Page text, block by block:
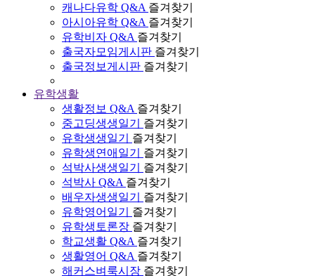
캐나다유학 Q&A 즐겨찾기
아시아유학 Q&A 즐겨찾기
유학비자 Q&A 즐겨찾기
출국자모임게시판 즐겨찾기
출국정보게시판 즐겨찾기
유학생활
생활정보 Q&A 즐겨찾기
중고딩생생일기
즐겨찾기
유학생생일기
즐겨찾기
유학생연애일기
즐겨찾기
석박사생생일기
즐겨찾기
석박사 Q&A 즐겨찾기
배우자생생일기
즐겨찾기
유학영어일기
즐겨찾기
유학생토론장 즐겨찾기
학교생활 Q&A 즐겨찾기
생활영어 Q&A 즐겨찾기
해커스벼룩시장 즐겨찾기